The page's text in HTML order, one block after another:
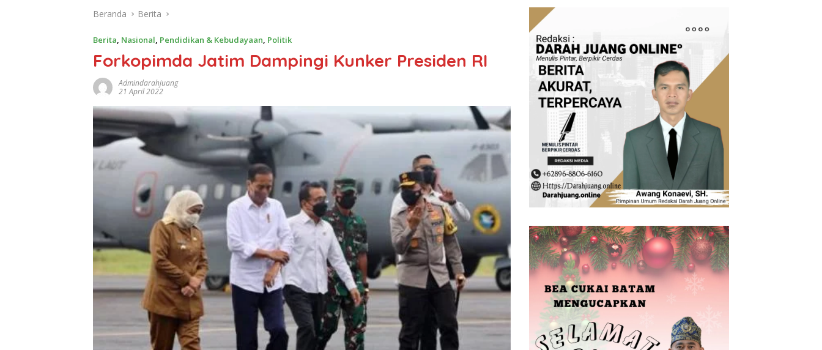
Beranda Berita
Berita, Nasional, Pendidikan & Kebudayaan, Politik
Forkopimda Jatim Dampingi Kunker Presiden RI
Admindarahjuang
21 April 2022